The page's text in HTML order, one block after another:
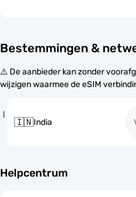
Bestemmingen &
⚠️ De aanbieder kan zonder
wijzigen waarmee de eSIM
I
🇮🇳India
Helpcentrum